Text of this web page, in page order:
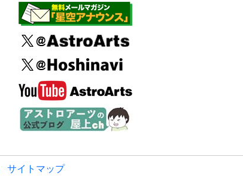
サイトマップ